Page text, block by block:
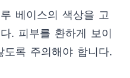
베이스의 색상을 고
. 피부를 환하게 보이
록 주의해야 합니다.